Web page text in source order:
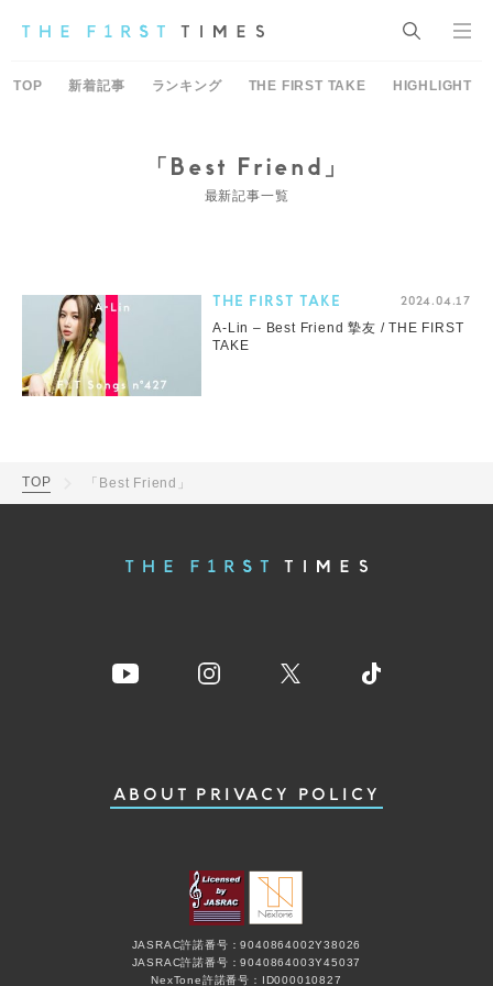
TOP 新着記事 ランキング THE FIRST TAKE HIGHLIGHT
「Best Friend」
最新記事一覧
THE FIRST TAKE 2024.04.17
A-Lin – Best Friend 摯友 / THE FIRST
TAKE
TOP 「Best Friend」
ABOUT PRIVACY POLICY
JASRAC許諾番号：9040864002Y38026
JASRAC許諾番号：9040864003Y45037
NexTone許諾番号：ID000010827